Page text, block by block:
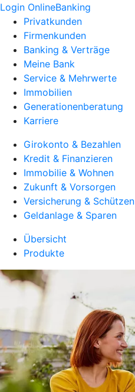
Login OnlineBanking
Privatkunden
Firmenkunden
Banking & Verträge
Meine Bank
Service & Mehrwerte
Immobilien
Generationenberatung
Karriere
Girokonto & Bezahlen
Kredit & Finanzieren
Immobilie & Wohnen
Zukunft & Vorsorgen
Versicherung & Schützen
Geldanlage & Sparen
Übersicht
Produkte